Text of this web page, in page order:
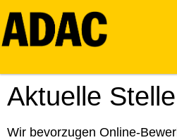
Aktuelle
Wir bevorzugen Online-